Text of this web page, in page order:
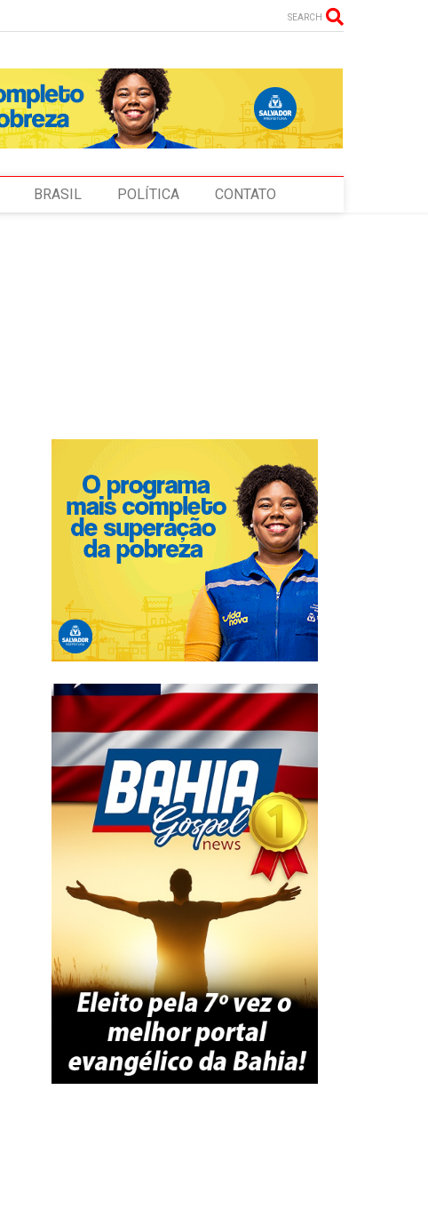
SEARCH
BRASIL POLÍTICA CONTATO